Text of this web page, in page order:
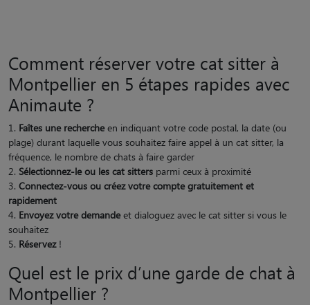
Comment réserver votre cat sitter à
Montpellier en 5 étapes rapides avec
Animaute ?
Faîtes une rechercheen indiquant votre code postal, la date (ou
plage) durant laquelle vous souhaitez faire appel à un cat sitter, la
fréquence, le nombre de chats à faire garder
Sélectionnez-le ou les cat sitters parmi ceux à proximité
Connectez-vous ou créez votre compte gratuitement et
rapidement
Envoyez votre demandeet dialoguez avec le cat sitter si vous le
souhaitez
Réservez !
Quel est le prix d’une garde de chat à
Montpellier ?